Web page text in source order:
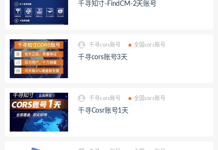
千寻知寸-FindCM-2天账号
千寻cors账号 全国cors账号
千寻cors账号3天
千寻cors账号 全国cors账号
千寻Cosr账号1天